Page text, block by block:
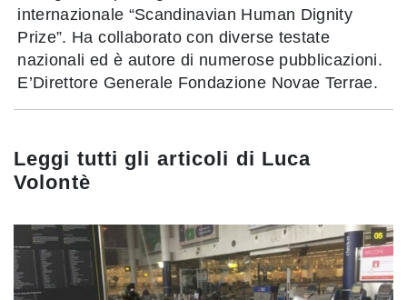
internazionale “Scandinavian Human Dignity
Prize”. Ha collaborato con diverse testate
nazionali ed è autore di numerose pubblicazioni.
E’Direttore Generale Fondazione Novae Terrae.
Leggi tutti gli articoli di Luca
Volontè